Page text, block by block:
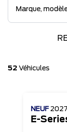
52 Véhicules
NEUF 2027